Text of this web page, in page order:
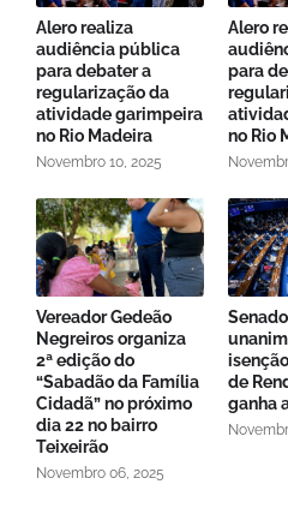
Alero realiza
audiência pública
para debater a
regularização da
atividade garimpeira
no Rio Madeira
Novembro 10, 2025
Alero
para
no Rio
Vereador Gedeão
Negreiros organiza
2ª edição do
“Sabadão da Família
Cidadã” no próximo
dia 22 no bairro
Teixeirão
Novembro 06, 2025
de
ganha